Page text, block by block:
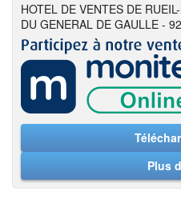
HOTEL DE VENTES DE
DU GENERAL DE GAULLE -
Plus